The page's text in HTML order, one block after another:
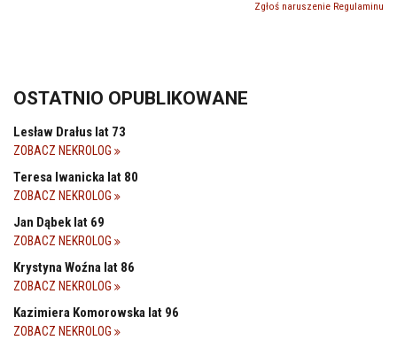
Zgłoś naruszenie Regulaminu
OSTATNIO OPUBLIKOWANE
Lesław Drałus lat 73
ZOBACZ NEKROLOG
Teresa Iwanicka lat 80
ZOBACZ NEKROLOG
Jan Dąbek lat 69
ZOBACZ NEKROLOG
Krystyna Woźna lat 86
ZOBACZ NEKROLOG
Kazimiera Komorowska lat 96
ZOBACZ NEKROLOG